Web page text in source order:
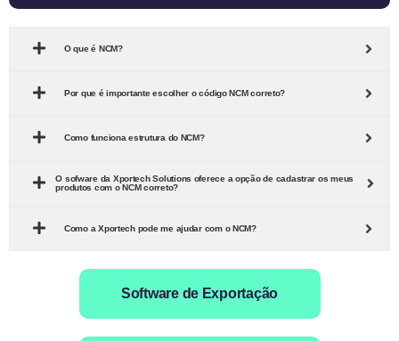
O que é NCM?
Por que é importante escolher o código NCM correto?
Como funciona estrutura do NCM?
O sofware da Xportech Solutions oferece a opção de cadastrar os meus
produtos com o NCM correto?
Como a Xportech pode me ajudar com o NCM?
Software de Exportação